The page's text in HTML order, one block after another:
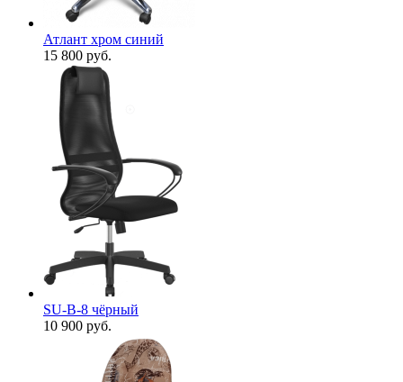
Атлант хром синий
15 800 руб.
SU-B-8 чёрный
10 900 руб.